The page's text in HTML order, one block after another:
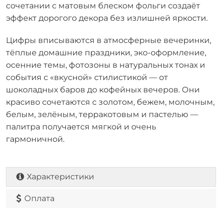
сочетании с матовым блеском фольги создаёт
эффект дорогого декора без излишней яркости.
Цифры вписываются в атмосферные вечеринки,
тёплые домашние праздники, эко-оформление,
осенние темы, фотозоны в натуральных тонах и
события с «вкусной» стилистикой — от
шоколадных баров до кофейных вечеров. Они
красиво сочетаются с золотом, бежем, молочным,
белым, зелёным, терракотовым и пастелью —
палитра получается мягкой и очень
гармоничной.
Характеристики
Оплата